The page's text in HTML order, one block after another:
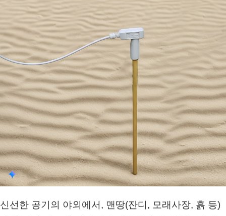
신선한 공기의 야외에서, 맨땅(잔디, 모래사장, 흙 등)